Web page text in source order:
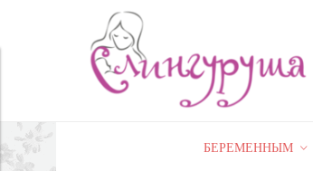
БЕРЕМЕННЫМ